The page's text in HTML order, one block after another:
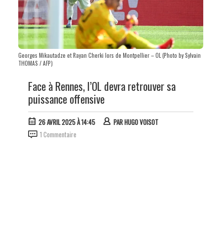
Georges Mikautadze et Rayan Cherki lors de Montpellier – OL (Photo by Sylvain
THOMAS / AFP)
Face à Rennes, l’OL devra retrouver sa
puissance offensive
26 AVRIL 2025 À 14:45 PARHUGO VOISOT
1 Commentaire